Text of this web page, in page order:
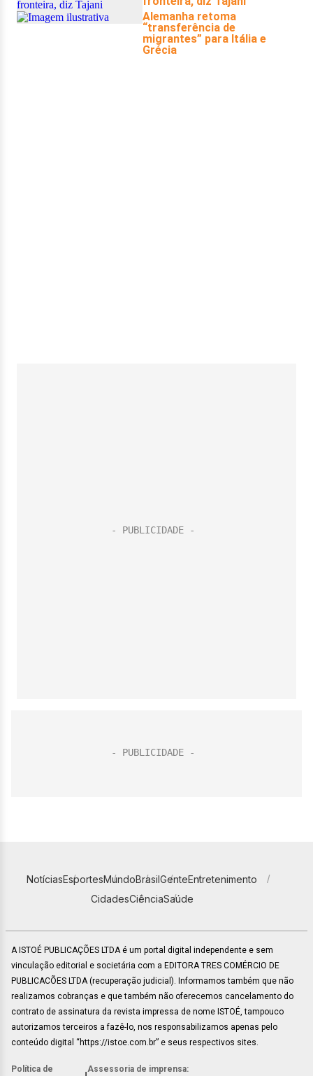
NotíciasEsportesMundoBrasilGenteEntretenimento
CidadesCiênciaSaúde
A ISTOÉ PUBLICAÇÕES LTDA é um portal digital independente e sem
vinculação editorial e societária com a EDITORA TRES COMÉRCIO DE
PUBLICACÕES LTDA (recuperação judicial). Informamos também que não
realizamos cobranças e que também não oferecemos cancelamento do
contrato de assinatura da revista impressa de nome ISTOÉ, tampouco
autorizamos terceiros a fazê-lo, nos responsabilizamos apenas pelo
conteúdo digital “https://istoe.com.br” e seus respectivos sites.
Política de Assessoria de imprensa: